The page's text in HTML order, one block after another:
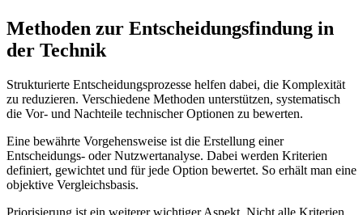
Methoden zur Entscheidungsfindung in
der Technik
Strukturierte Entscheidungsprozesse helfen dabei, die Komplexität
zu reduzieren. Verschiedene Methoden unterstützen, systematisch
die Vor- und Nachteile technischer Optionen zu bewerten.
Eine bewährte Vorgehensweise ist die Erstellung einer
Entscheidungs- oder Nutzwertanalyse. Dabei werden Kriterien
definiert, gewichtet und für jede Option bewertet. So erhält man eine
objektive Vergleichsbasis.
Priorisierung ist ein weiterer wichtiger Aspekt. Nicht alle Kriterien